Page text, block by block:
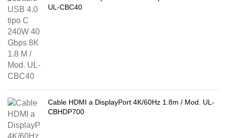
UL-CBC40
Cable HDMI a DisplayPort 4K/60Hz 1.8m / Mod. UL-
CBHDP700